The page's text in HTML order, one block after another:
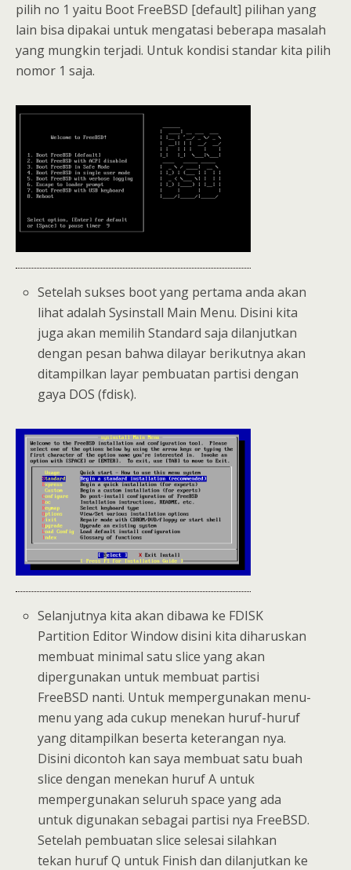
pilih no 1 yaitu Boot FreeBSD [default] pilihan yang
lain bisa dipakai untuk mengatasi beberapa masalah
yang mungkin terjadi. Untuk kondisi standar kita pilih
nomor 1 saja.
Setelah sukses boot yang pertama anda akan
lihat adalah Sysinstall Main Menu. Disini kita
juga akan memilih Standard saja dilanjutkan
dengan pesan bahwa dilayar berikutnya akan
ditampilkan layar pembuatan partisi dengan
gaya DOS (fdisk).
Selanjutnya kita akan dibawa ke FDISK
Partition Editor Window disini kita diharuskan
membuat minimal satu slice yang akan
dipergunakan untuk membuat partisi
FreeBSD nanti. Untuk mempergunakan menu-
menu yang ada cukup menekan huruf-huruf
yang ditampilkan beserta keterangan nya.
Disini dicontoh kan saya membuat satu buah
slice dengan menekan huruf A untuk
mempergunakan seluruh space yang ada
untuk digunakan sebagai partisi nya FreeBSD.
Setelah pembuatan slice selesai silahkan
tekan huruf Q untuk Finish dan dilanjutkan ke